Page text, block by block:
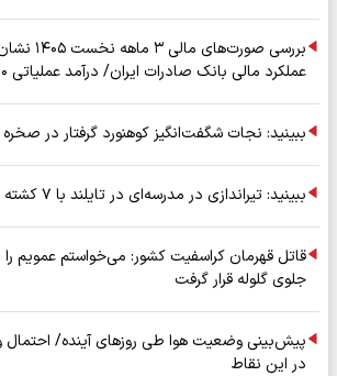
بررسی
عملکرد مالی بانک صادرات ایران/ درآمد عملیاتی ۸۰ درصد رشد کرد
ببینید: نجات شگفت‌انگیز کوهنورد گرفتار در صخره
ببینید: تیراندازی در مدرسه‌ای در تایلند با ۷ کشته
قاتل قهرمان کراسفیت کشور: می‌خواستم عمویم
جلوی گلوله قرار گرفت
پیش‌بینی وضعیت هوا طی روزهای آینده/ احتمال
در این نقاط